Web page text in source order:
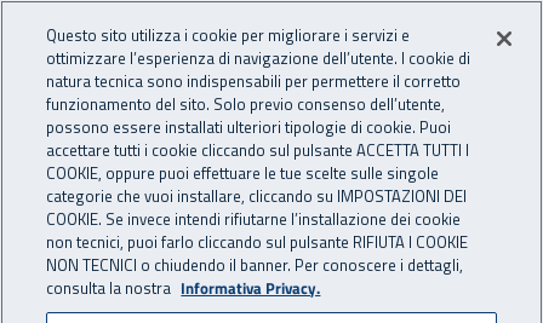
INAIL - Istituto Nazionale
Apri cerca
Navigazione principale
Navigazione - Ti trovi in:
Home Inail comunica News
22 settembre 2023
Questo sito utilizza i cookie per migliorare i servizi e
ottimizzare l’esperienza di navigazione dell’utente. I cookie di
natura tecnica sono indispensabili per permettere il corretto
funzionamento del sito. Solo previo consenso dell’utente,
possono essere installati ulteriori tipologie di cookie. Puoi
accettare tutti i cookie cliccando sul pulsante ACCETTA TUTTI I
COOKIE, oppure puoi effettuare le tue scelte sulle singole
categorie che vuoi installare, cliccando su IMPOSTAZIONI DEI
COOKIE. Se invece intendi rifiutarne l’installazione dei cookie
non tecnici, puoi farlo cliccando sul pulsante RIFIUTA I COOKIE
NON TECNICI o chiudendo il banner. Per conoscere i dettagli,
consulta la nostra Informativa Privacy.